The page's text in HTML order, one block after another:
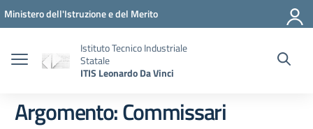
Vai ai contenuti
Vai al menu di navigazione
Vai al footer
Ministero dell'Istruzione e del Merito
Istituto Tecnico Industriale
Statale
ITIS Leonardo Da Vinci
Argomento: Commissari